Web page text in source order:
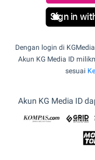
Sign in
Dengan login di
Akun KG Media ID
sesuai
Akun KG Media ID